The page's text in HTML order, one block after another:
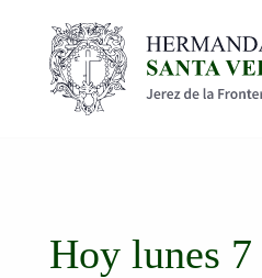
Hoy lunes 7